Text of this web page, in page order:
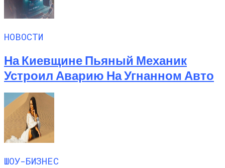
НОВОСТИ
На Киевщине Пьяный Механик
Устроил Аварию На Угнанном Авто
ШОУ-БИЗНЕС